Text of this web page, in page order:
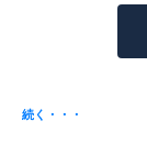
続く・・・